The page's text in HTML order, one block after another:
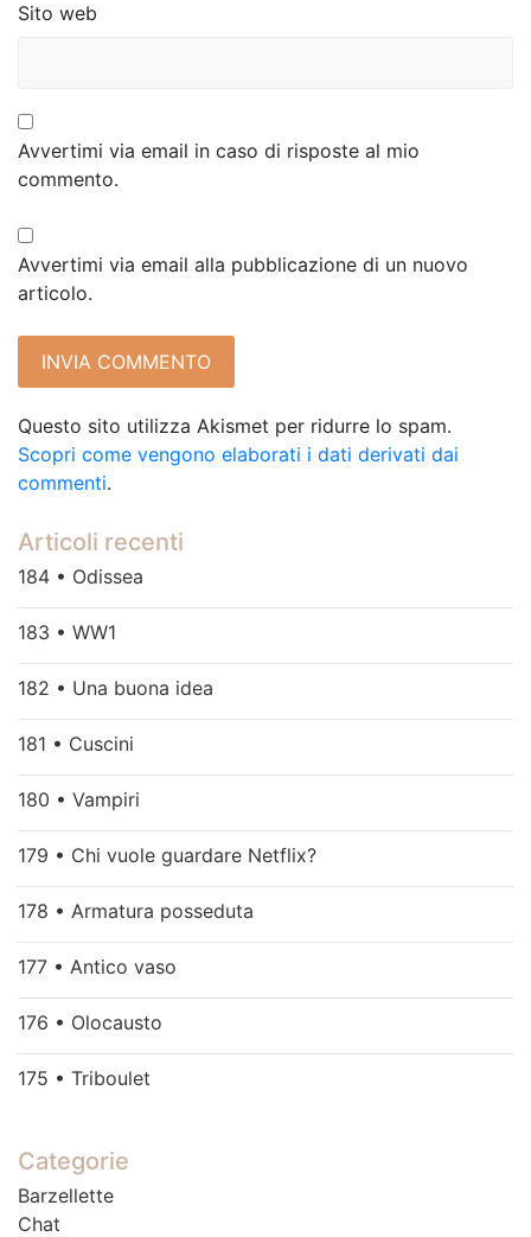
Sito web
Avvertimi via email in caso di risposte al mio
commento.
Avvertimi via email alla pubblicazione di un nuovo
articolo.
Questo sito utilizza Akismet per ridurre lo spam.
Scopri come vengono elaborati i dati derivati dai
commenti.
Articoli recenti
184 • Odissea
183 • WW1
182 • Una buona idea
181 • Cuscini
180 • Vampiri
179 • Chi vuole guardare Netflix?
178 • Armatura posseduta
177 • Antico vaso
176 • Olocausto
175 • Triboulet
Categorie
Barzellette
Chat